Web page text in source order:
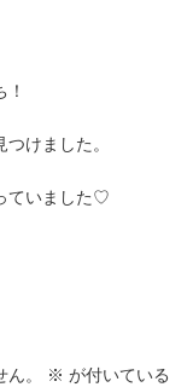
けました。
ていました♡
。 ※ が付いている